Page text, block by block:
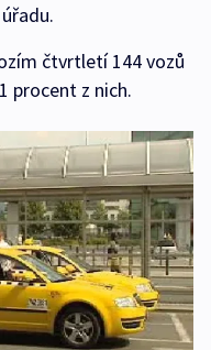
čtvrtletí 144 vozů
procent z nich.